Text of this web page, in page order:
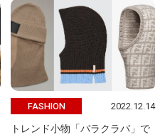
FASHION 2022.12.14
トレンド小物「バラクラバ」で